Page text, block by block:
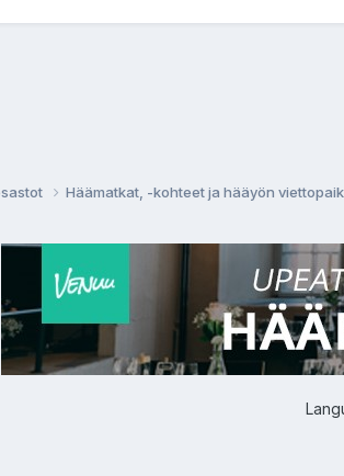
Häämatkat, -kohteet ja hääyön